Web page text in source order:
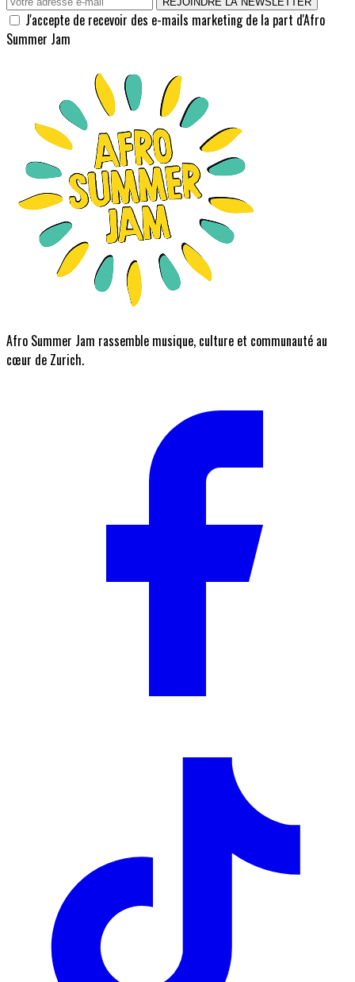
J'accepte de recevoir des e-mails marketing de la part d'Afro
Summer Jam
Afro Summer Jam rassemble musique, culture et communauté au
cœur de Zurich.